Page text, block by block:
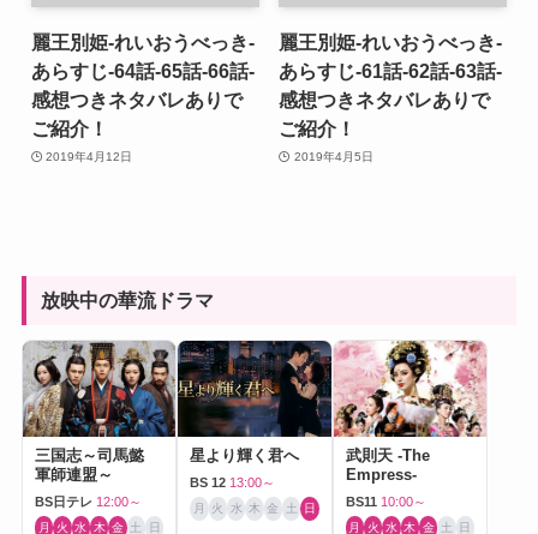
麗王別姫-れいおうべっき-
あらすじ-64話-65話-66話-
感想つきネタバレありで
ご紹介！
2019年4月12日
麗王別姫-れいおうべっき-
あらすじ-61話-62話-63話-
感想つきネタバレありで
ご紹介！
2019年4月5日
放映中の華流ドラマ
三国志～司馬懿
軍師連盟～
BS日テレ 12:00～
月 火 水 木 金 土 日
星より輝く君へ
BS 12 13:00～
月 火 水 木 金 土 日
武則天 -The
Empress-
BS11 10:00～
月 火 水 木 金 土 日